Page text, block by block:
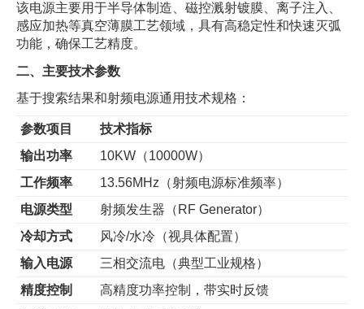
该电源主要用于半导体制造、磁控溅射镀膜、离子注入、
感应加热等真空薄膜工艺领域，具有高稳定性和快速灭弧
功能，确保工艺精度。
二、主要技术参数
基于搜索结果和射频电源通用技术规格：
参数项目
技术指标
输出功率
10KW（10000W）
工作频率
13.56MHz（射频电源标准频率）
电源类型
射频发生器（RF Generator）
冷却方式
风冷/水冷（视具体配置）
输入电源
三相交流电（典型工业规格）
精度控制
高精度功率控制，带实时反馈